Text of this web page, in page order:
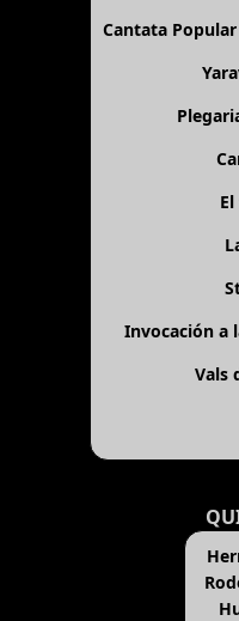
Cantata
Invocación a
Vals